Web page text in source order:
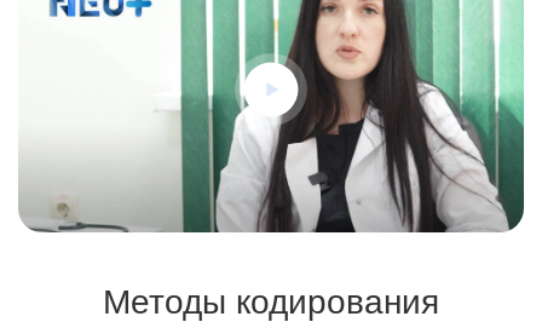
Методы кодирования